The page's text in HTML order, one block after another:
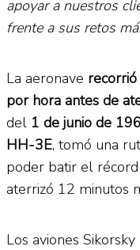
apoyar a nuestros
frente a sus retos
La aeronave
por hora antes de
del 1 de junio de
HH-3E, tomó una
poder batir el
aterrizó 12 minutos
Los aviones